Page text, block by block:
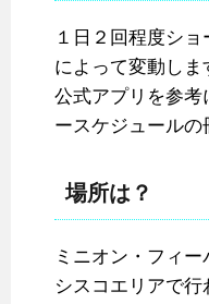
１日２回程度シ
によって変動しま
公式アプリを参考
ースケジュールの
場所は？
ミニオン・フィ
シスコエリアで行